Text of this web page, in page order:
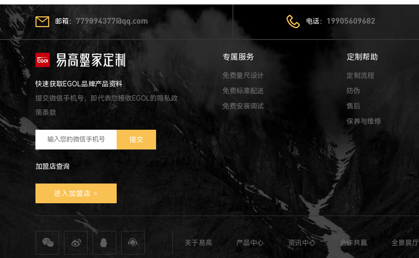
邮箱： 779894377@qq.com 电话： 19905609682
快速获取EGOL品牌产品资料
提交微信手机号，即代表您接收EGOL的隐私政
策条款
加盟店查询
进入加盟店 >
专属服务
免费量尺设计
免费标准配送
免费安装调试
定制帮助
定制流程
防伪
售后
保养与维修
关于易高 产品中心 资讯中心 合作共赢 全景展厅